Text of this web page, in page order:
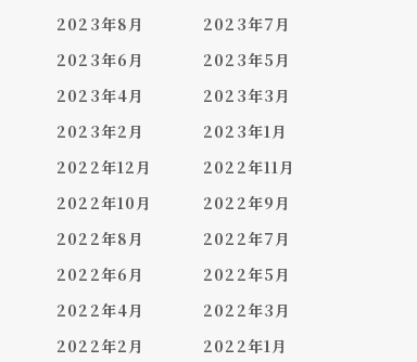
2023年8月
2023年7月
2023年6月
2023年5月
2023年4月
2023年3月
2023年2月
2023年1月
2022年12月
2022年11月
2022年10月
2022年9月
2022年8月
2022年7月
2022年6月
2022年5月
2022年4月
2022年3月
2022年2月
2022年1月